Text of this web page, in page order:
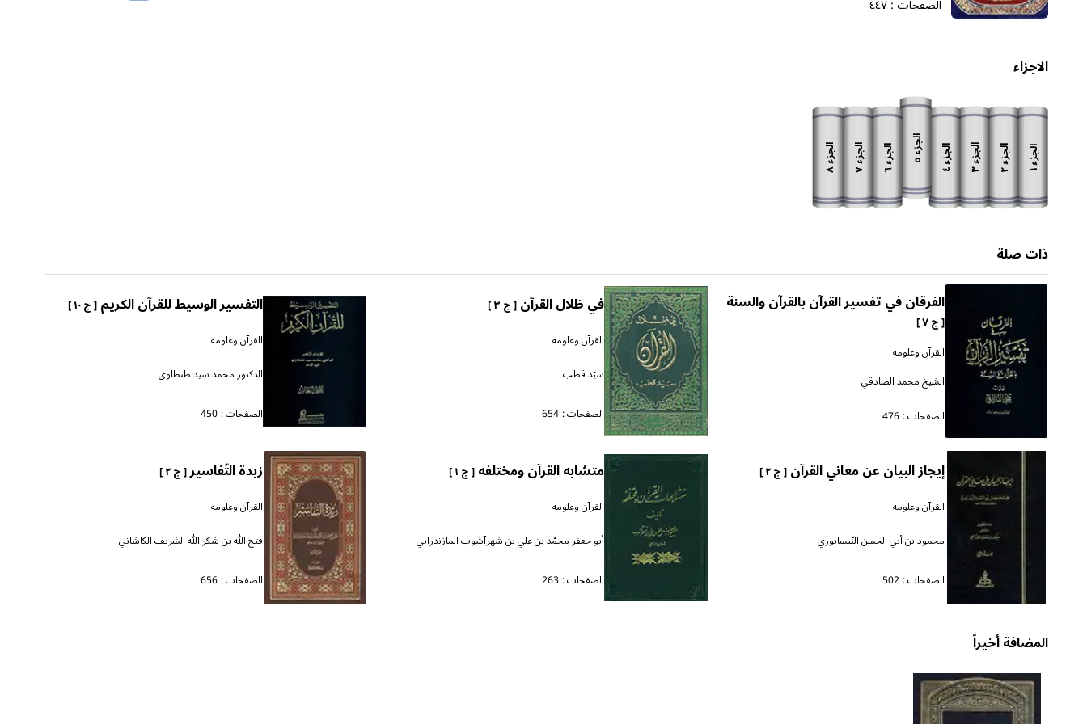
الصفحات :٤٤٧
الاجزاء
الجزء
١
الجزء
٢
الجزء
٣
الجزء
٤
الجزء
٥ الجزء
٦
الجزء
٧
الجزء
٨
ذات صلة
الفرقان في تفسير القرآن بالقرآن والسنة
[ ج ٧ ]
القرآن وعلومه
الشيخ محمد الصادقي
الصفحات : 476
في ظلال القرآن[ ج ٣ ]
القرآن وعلومه
سيّد قطب
الصفحات : 654
التفسير الوسيط للقرآن الكريم[ ج ١٠ ]
القرآن وعلومه
الدكتور محمد سيد طنطاوي
الصفحات : 450
إيجاز البيان عن معاني القرآن[ ج ٢ ]
القرآن وعلومه
محمود بن أبي الحسن النّيسابوري
الصفحات : 502
متشابه القرآن ومختلفه[ ج ١ ]
القرآن وعلومه
أبو جعفر محمّد بن علي بن شهرآشوب المازندراني
الصفحات : 263
زبدة التّفاسير[ ج ٢ ]
القرآن وعلومه
فتح الله بن شكر الله الشريف الكاشاني
الصفحات : 656
المضافة أخيراً